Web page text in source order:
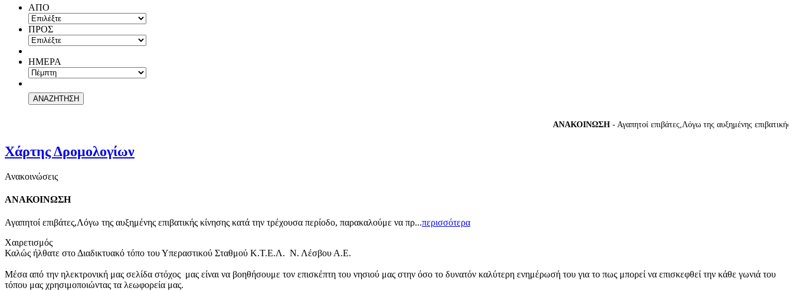
ΑΠΟ
ΠΡΟΣ
ΗΜΕΡΑ
ΑΝΑΚΟΙΝΩΣΗ- Αγαπητοί επιβάτες,Λόγω της αυξημένης επιβατικής
Χάρτης Δρομολογίων
Ανακοινώσεις
ΑΝΑΚΟΙΝΩΣΗ
Αγαπητοί επιβάτες,Λόγω της αυξημένης επιβατικής κίνησης κατά την τρέχουσα περίοδο, παρακαλούμε να πρ...περισσότερα
Χαιρετισμός
Καλώς ήλθατε στο Διαδικτυακό τόπο του Υπεραστικού Σταθμού Κ.Τ.Ε.Λ. Ν. Λέσβου Α.Ε.
Μέσα από την ηλεκτρονική μας σελίδα στόχος μας είναι να βοηθήσουμε τον επισκέπτη του νησιού μας στην όσο το δυνατόν καλύτερη ενημέρωσή του για το πως μπορεί να επισκεφθεί την κάθε γωνιά του
τόπου μας χρησιμοποιώντας τα λεωφορεία μας.